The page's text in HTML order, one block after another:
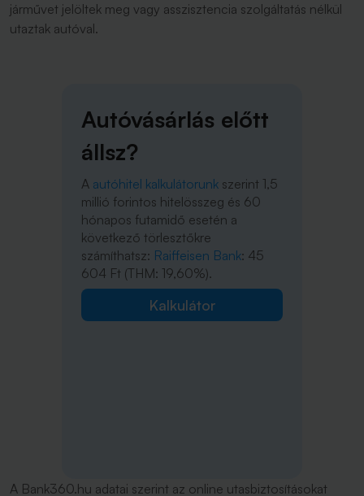
járművet jelöltek meg vagy asszisztencia szolgáltatás nélkül
utaztak autóval.
Autóvásárlás előtt
állsz?
A autóhitel kalkulátorunk szerint 1,5
millió forintos hitelösszeg és 60
hónapos futamidő esetén a
következő törlesztőkre
számíthatsz: Raiffeisen Bank: 45
604 Ft (THM: 19,60%).
Kalkulátor
A Bank360.hu adatai szerint az online utasbiztosításokat